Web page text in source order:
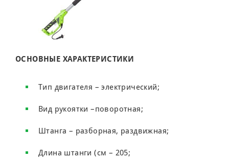
ОСНОВНЫЕ ХАРАКТЕРИСТИКИ
Тип двигателя – электрический;
Вид рукоятки –поворотная;
Штанга – разборная, раздвижная;
Длина штанги (см – 205;